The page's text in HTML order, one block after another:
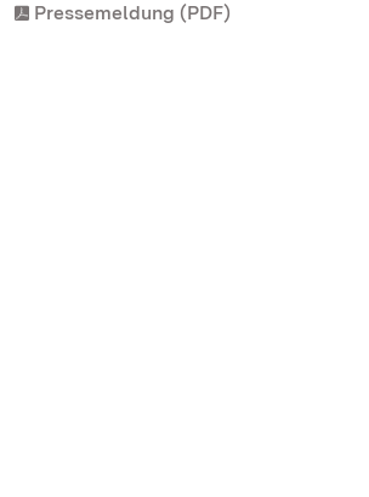
Pressemeldung (PDF)